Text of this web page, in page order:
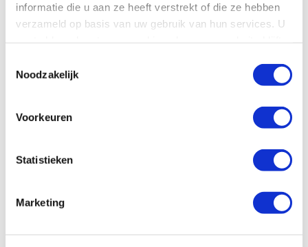
informatie die u aan ze heeft verstrekt of die ze hebben
verzameld op basis van uw gebruik van hun services. U
Noodzakelijk
Voorkeuren
Statistieken
Marketing